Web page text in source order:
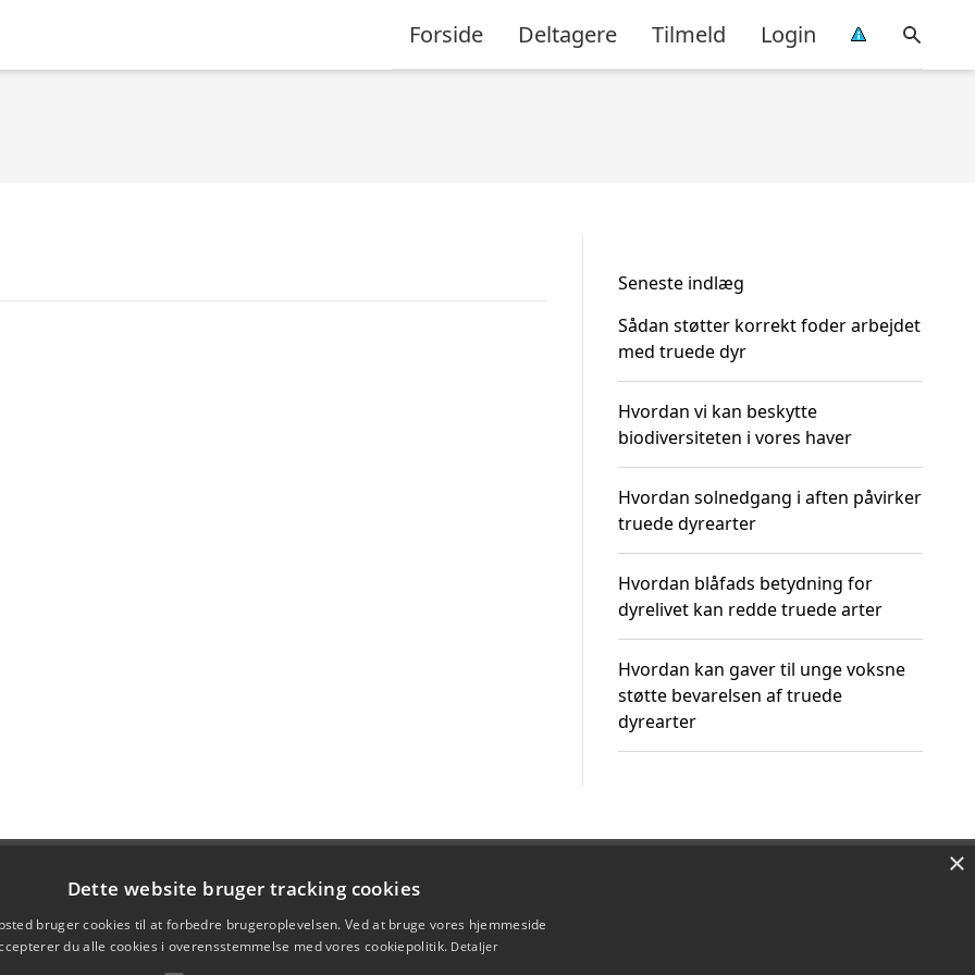
Forside Deltagere Tilmeld Login
Seneste indlæg
Sådan støtter korrekt foder arbejdet
med truede dyr
Hvordan vi kan beskytte
biodiversiteten i vores haver
Hvordan solnedgang i aften påvirker
truede dyrearter
Hvordan blåfads betydning for
dyrelivet kan redde truede arter
Hvordan kan gaver til unge voksne
støtte bevarelsen af truede
dyrearter
×
Dette website bruger tracking cookies
bruger cookies til at forbedre brugeroplevelsen. Ved at bruge vores hjemmeside
du alle cookies i overensstemmelse med vores cookiepolitik. Detaljer